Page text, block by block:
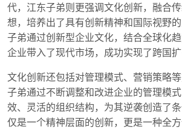
代，江东子弟则更强调文化创新，融合
想，培养出了具有创新精神和国际视野
子弟通过创新型企业文化，结合全球化
企业带入了现代市场，成功实现了跨国扩
文化创新还包括对管理模式、营销策略
子弟通过不断调整和改进企业的管理模
效、灵活的组织结构，为其逆袭创造了
仅是一个精神层面的创新，更是一种全方